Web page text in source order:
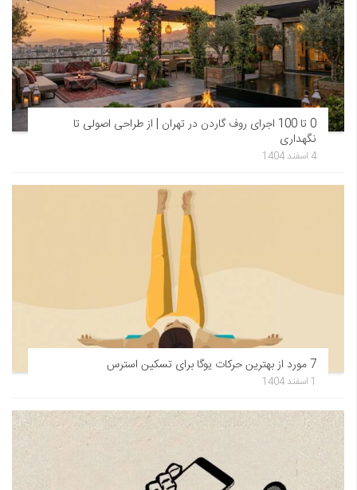
0 تا 100 اجرای روف گاردن در تهران | از طراحی اصولی تا
نگهداری
4 اسفند 1404
7 مورد از بهترین حرکات یوگا برای تسکین استرس
1 اسفند 1404